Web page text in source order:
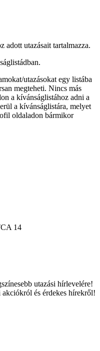
adott utazásait tartalmazza.
utazásokat egy listába
megteheti. Nincs más
a kívánságlistához adni a
a kívánságlistára, melyet
oldaladon bármikor
14
utazási hírlevelére!
és érdekes hírekről!